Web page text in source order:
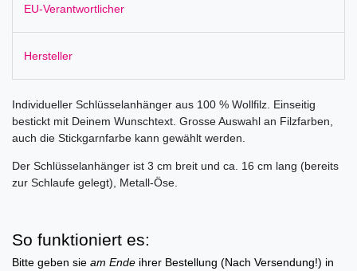
EU-Verantwortlicher
Hersteller
Individueller Schlüsselanhänger aus 100 % Wollfilz. Einseitig
bestickt mit Deinem Wunschtext. Grosse Auswahl an Filzfarben,
auch die Stickgarnfarbe kann gewählt werden.
Der Schlüsselanhänger ist 3 cm breit und ca. 16 cm lang (bereits
zur Schlaufe gelegt), Metall-Öse.
So funktioniert es:
Bitte geben sie am Ende ihrer Bestellung (Nach Versendung!) in